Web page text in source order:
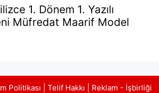
1. Dönem 1. Yazılı
Müfredat Maarif Model
Politikası Telif Hakkı
Reklam - İşbirliği